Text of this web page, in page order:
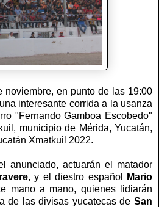
noviembre, en punto de las 19:00
interesante corrida a la usanza
"Fernando Gamboa Escobedo"
municipio de Mérida, Yucatán,
Xmatkuil 2022.
anunciado, actuarán el matador
, y el diestro español
Mario
mano a mano, quienes lidiarán
de las divisas yucatecas de San